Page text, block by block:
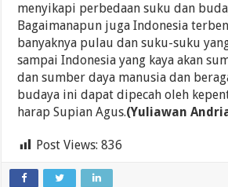
menyikapi perbedaan suku dan
Bagaimanapun juga Indonesia
banyaknya pulau dan suku-suku
sampai Indonesia yang kaya akan
dan sumber daya manusia dan
budaya ini dapat dipecah oleh
harap Supian Agus.(Yuliawan
Post Views: 836